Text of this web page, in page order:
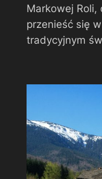
Markowej Roli,
przenieść się
tradycyjnym